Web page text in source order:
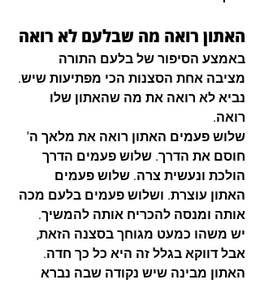
האתון רואה מה שבלעם לא רואה
באמצע הסיפור של בלעם התורה
מציבה אחת הסצנות הכי מפתיעות שיש.
נביא לא רואה את מה שהאתון שלו
רואה.
שלוש פעמים האתון רואה את מלאך ה'
חוסם את הדרך. שלוש פעמים הדרך
הולכת ונעשית צרה. שלוש פעמים
האתון עוצרת. ושלוש פעמים בלעם מכה
אותה ומנסה להכריח אותה להמשיך.
יש משהו כמעט מגוחך בסצנה הזאת,
אבל דווקא בגלל זה היא כל כך חדה.
האתון מבינה שיש נקודה שבה נברא